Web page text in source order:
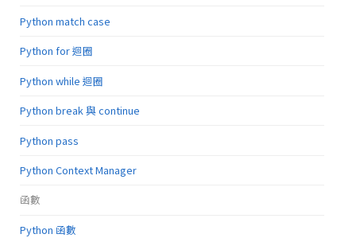
Python match case
Python for 迴圈
Python while 迴圈
Python break 與 continue
Python pass
Python Context Manager
函數
Python 函數